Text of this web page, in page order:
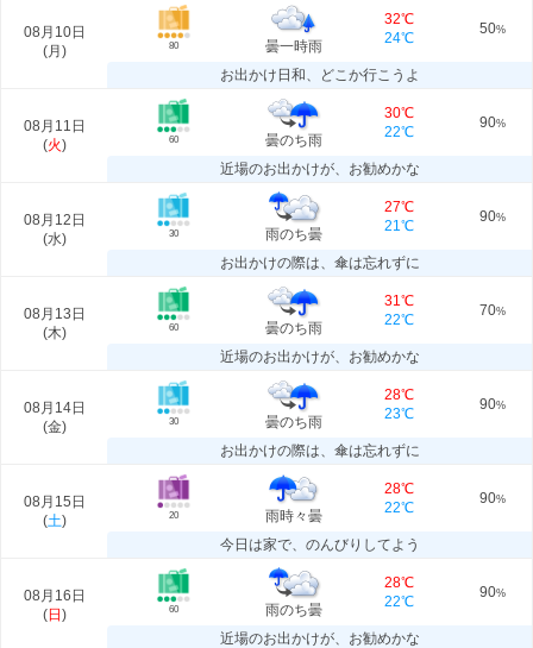
08月10日
(月 ) 80 曇一時雨
32℃
24℃
50%
お出かけ日和、どこか行こうよ
08月11日
(火) 60 曇のち雨
30℃
22℃
90%
近場のお出かけが、お勧めかな
08月12日
(水) 30 雨のち曇
27℃
21℃
90%
お出かけの際は、傘は忘れずに
08月13日
(木) 60 曇のち雨
31℃
22℃
70%
近場のお出かけが、お勧めかな
08月14日
(金) 30 曇のち雨
28℃
23℃
90%
お出かけの際は、傘は忘れずに
08月15日
(土) 20 雨時々曇
28℃
22℃
90%
今日は家で、のんびりしてよう
08月16日
(日 ) 60 雨のち曇
28℃
22℃
90%
近場のお出かけが、お勧めかな